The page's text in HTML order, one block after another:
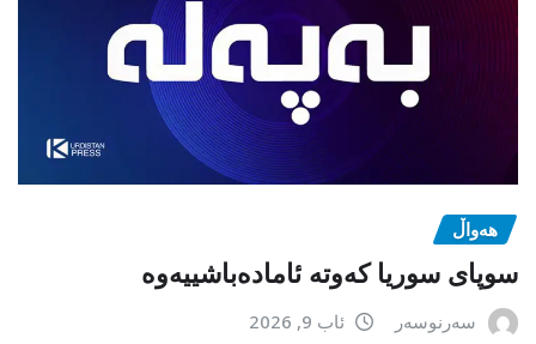
هەواڵ
سوپای سوریا کەوتە ئامادەباشییەوە
سەرنوسەر ئاب 9, 2026